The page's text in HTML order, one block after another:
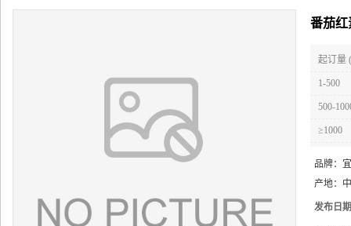
番茄红
起订量
1-500
500-
≥1000
品牌：
产地：
发布日